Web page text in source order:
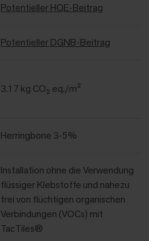
Potentieller HQE-Beitrag
Potentieller DGNB-Beitrag
3.17 kg CO₂ eq./m²
Herringbone 3-5%
Installation ohne die Verwendung
flüssiger Klebstoffe und nahezu
frei von flüchtigen organischen
Verbindungen (VOCs) mit
TacTiles®